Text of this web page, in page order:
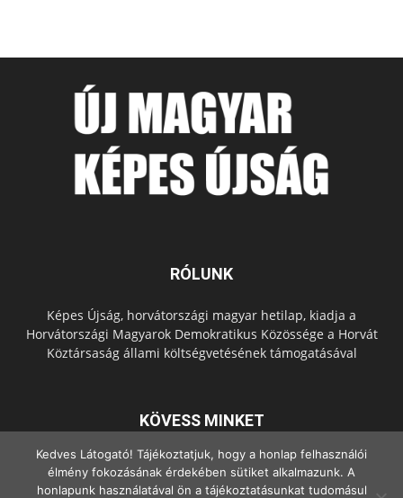
RÓLUNK
Képes Újság, horvátországi magyar hetilap, kiadja a
Horvátországi Magyarok Demokratikus Közössége a Horvát
Köztársaság állami költségvetésének támogatásával
KÖVESS MINKET
Kedves Látogató! Tájékoztatjuk, hogy a honlap felhasználói
élmény fokozásának érdekében sütiket alkalmazunk. A
honlapunk használatával ön a tájékoztatásunkat tudomásul